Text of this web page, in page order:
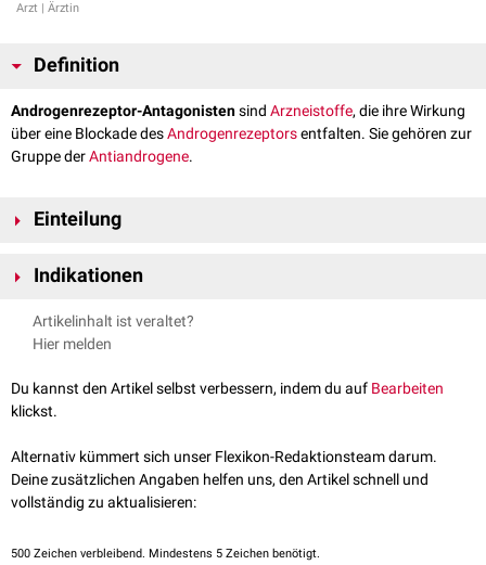
Arzt | Ärztin
Definition
Androgenrezeptor-Antagonistensind Arzneistoffe, die ihre Wirkung
über eine Blockade desAndrogenrezeptorsentfalten. Sie gehören zur
Gruppe derAntiandrogene.
Einteilung
Androgenrezeptor-Antagonisten, die
chemischen Substanzen ableiten.
Cyproteronacetat
Megestrolacetat
Spironolacton
Nichtsteroidale Antiandrogene
Bicalutamid
Indikationen
Androgenrezeptor-Antagonisten werden substanzspezifisch bei
verschiedenen
androgenetische Alopezie )
Hormontherapie
Artikelinhalt ist veraltet?
Hier melden
Du kannst den Artikel selbst verbessern, indem du auf Bearbeiten
klickst.
Alternativ kümmert sich unser Flexikon-Redaktionsteam darum.
Deine zusätzlichen Angaben helfen uns, den Artikel schnell und
vollständig zu aktualisieren:
500 Zeichen verbleibend. Mindestens 5 Zeichen benötigt.